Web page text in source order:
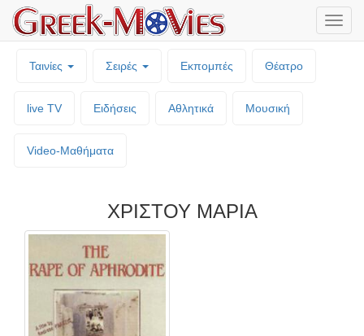
Ταινίες Σειρές Εκπομπές Θέατρο
live TV Ειδήσεις Αθλητικά Μουσική
Video-Mαθήματα
ΧΡΙΣΤΟΥ ΜΑΡΙΑ